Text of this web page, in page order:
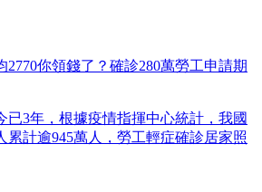
2770你領錢了？確診280萬勞工申請期
已3年，根據疫情指揮中心統計，我國
累計逾945萬人，勞工輕症確診居家照